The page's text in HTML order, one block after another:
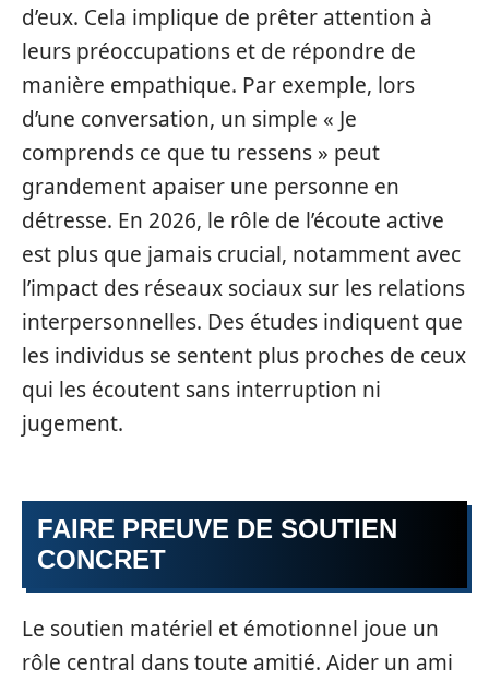
d’eux. Cela implique de prêter attention à
leurs préoccupations et de répondre de
manière empathique. Par exemple, lors
d’une conversation, un simple « Je
comprends ce que tu ressens » peut
grandement apaiser une personne en
détresse. En 2026, le rôle de l’écoute active
est plus que jamais crucial, notamment avec
l’impact des réseaux sociaux sur les relations
interpersonnelles. Des études indiquent que
les individus se sentent plus proches de ceux
qui les écoutent sans interruption ni
jugement.
FAIRE PREUVE DE SOUTIEN
CONCRET
Le soutien matériel et émotionnel joue un
rôle central dans toute amitié. Aider un ami